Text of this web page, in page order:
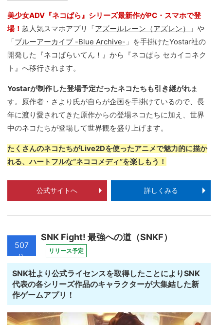
美少女ADV『ネコぱら』シリーズ最新作がPC・スマホで登
場！ 超人気スマホアプリ「アズールレーン（アズレン）
」や
「ブルーアーカイブ -Blue Archive- 」を手掛けたYostar社の
開発した『ネコぱらいてん！』から『ネコぱら セカイコネク
ト』へ移行されます。
Yostarが制作した登場予定だったネコたちも引き継がれま
す。原作者・さより氏が自らが企画を手掛けているので、長
年に渡り愛されてきた原作からの登場ネコたちに加え、世界
中のネコたちが登場して世界観を盛り上げます。
たくさんのネコたちがLive2Dを使ったアニメで魅力的に描か
れる、ハートフルな“ネココメディ”を楽しもう！
公式サイトへ 詳しくみる
507
位
SNK Fight! 最強への道（SNKF）
リリース予定
SNK社より公式ライセンスを取得したことによりSNK
代表の各シリーズ作品のキャラクターが大集結した新
作ゲームアプリ！